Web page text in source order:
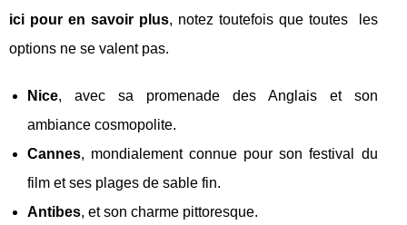
ici pour en savoir plus, notez toutefois que toutes les
options ne se valent pas.
Nice, avec sa promenade des Anglais et son
ambiance cosmopolite.
Cannes, mondialement connue pour son festival du
film et ses plages de sable fin.
Antibes, et son charme pittoresque.